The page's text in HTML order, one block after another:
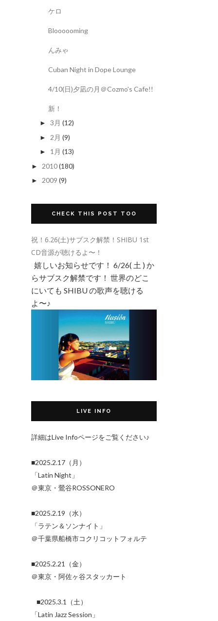
ケロ
Bloooooming
んみゃ
Cuban Night in Dope Lounge
4/10(日)夕凪の月＠Cozmo's Cafe!!
新！
► 3月 (12)
► 2月 (9)
► 1月 (13)
► 2010(180)
► 2009 (9)
CHECK THIS POST TOO
祝！6.26(土)サブスク解禁！SHIBU 1st
CD音源が聴けるよ〜！
嬉しいお知らせです！ 6/26( 土 ) か
らサブスク解禁です！ 世界のどこ
にいても SHIBU の歌声を聴ける
よ〜♪
LIVE INFO
詳細はLive Infoページをご覧ください♪
■2025.2.17（月）
「Latin Night」
＠東京・鶯谷ROSSONERO
■2025.2.19（水）
「ラテン＆ソンナイト」
＠千葉県船橋市コクリコットフォルテ
■2025.2.21（金）
＠東京・阿佐ヶ谷スタッカート
■2025.3.1（土）
「Latin Jazz Session」